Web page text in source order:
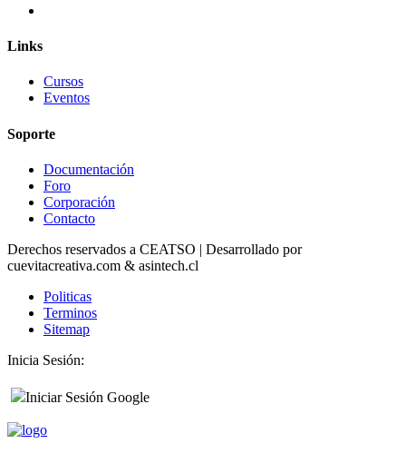
Links
Cursos
Eventos
Soporte
Documentación
Foro
Corporación
Contacto
Derechos reservados a CEATSO | Desarrollado por
cuevitacreativa.com & asintech.cl
Politicas
Terminos
Sitemap
Inicia Sesión:
Iniciar Sesión Google